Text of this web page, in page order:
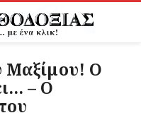
Μαξίμου! Ο
– Ο